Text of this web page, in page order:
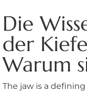
Die
der
Warum
The jaw is a